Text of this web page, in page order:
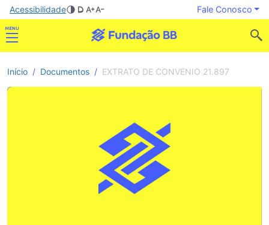
Acessibilidade Fale Conosco
Início Documentos EXTRATO DE CONVENIO 21.897